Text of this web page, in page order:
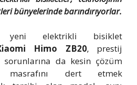
bünyelerinde barındırıyorlar.
yeni elektrikli bisiklet
Himo ZB20, prestij
sorunlarına da kesin çözüm
masrafını dert etmek